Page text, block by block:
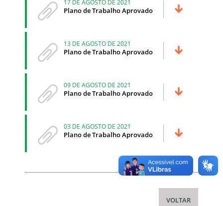
17 DE AGOSTO DE 2021
Plano de Trabalho Aprovado
13 DE AGOSTO DE 2021
Plano de Trabalho Aprovado
09 DE AGOSTO DE 2021
Plano de Trabalho Aprovado
03 DE AGOSTO DE 2021
Plano de Trabalho Aprovado
VOLTAR